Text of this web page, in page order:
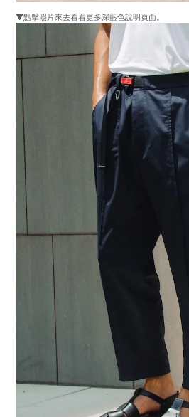
▼點擊照片來去看看更多深藍色說明頁面。